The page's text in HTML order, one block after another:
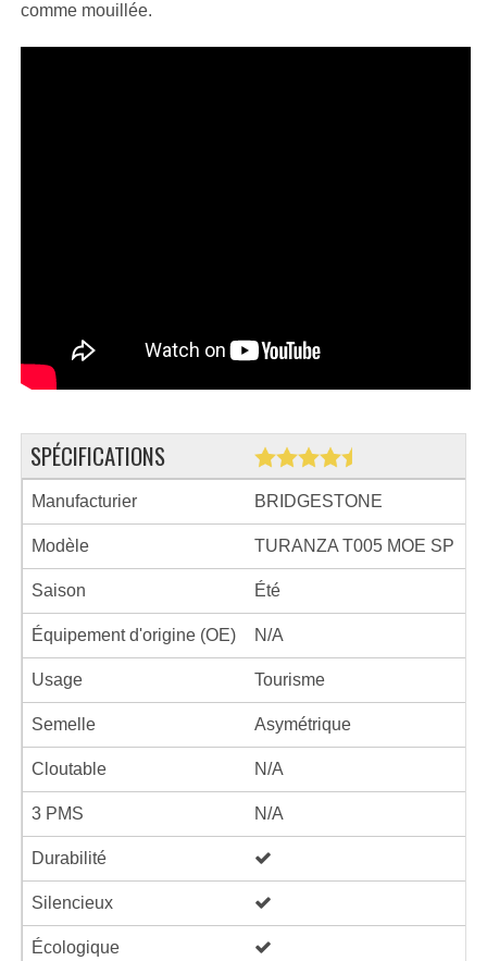
comme mouillée.
SPÉCIFICATIONS
Manufacturier BRIDGESTONE
Modèle TURANZA T005 MOE SP
Saison Été
Équipement d'origine (OE) N/A
Usage Tourisme
Semelle Asymétrique
Cloutable N/A
3 PMS N/A
Durabilité
Silencieux
Écologique